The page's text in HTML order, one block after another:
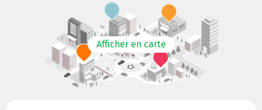
Afficher en carte